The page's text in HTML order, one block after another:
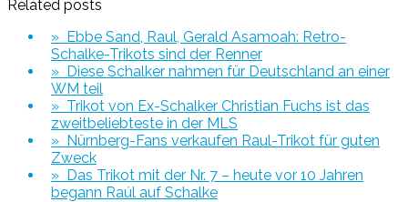
Related posts
» Ebbe Sand, Raul, Gerald Asamoah: Retro-
Schalke-Trikots sind der Renner
» Diese Schalker nahmen für Deutschland an einer
WM teil
» Trikot von Ex-Schalker Christian Fuchs ist das
zweitbeliebteste in der MLS
» Nürnberg-Fans verkaufen Raul-Trikot für guten
Zweck
» Das Trikot mit der Nr. 7 – heute vor 10 Jahren
begann Raúl auf Schalke